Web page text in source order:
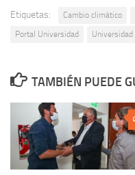
Etiquetas: Cambio climático
Portal Universidad
TAMBIÉN PUEDE